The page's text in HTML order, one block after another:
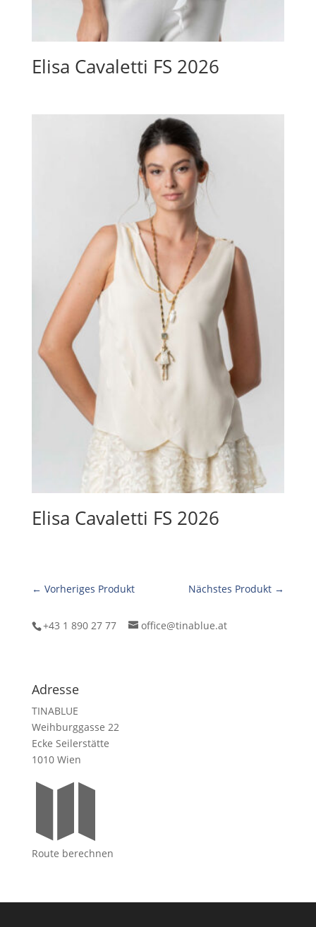
Elisa Cavaletti FS 2026
Elisa Cavaletti FS 2026
← Vorheriges Produkt Nächstes Produkt →
+43 1 890 27 77 office@tinablue.at
Adresse
TINABLUE
Weihburggasse 22
Ecke Seilerstätte
1010 Wien

Route berechnen